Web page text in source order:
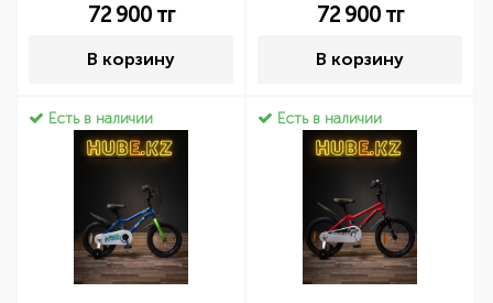
72 900тг
В корзину
72 900тг
В корзину
Есть в наличии Есть в наличии